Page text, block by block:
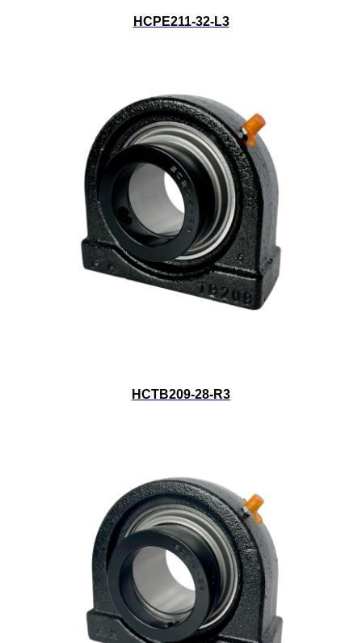
HCPE211-32-L3
HCTB209-28-R3